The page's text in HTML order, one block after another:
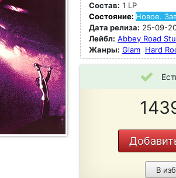
Состав: 1 LP
Состояние: Новое.
Дата релиза: 25-09-
Лейбл: Abbey Road
Жанры: Glam Hard
В